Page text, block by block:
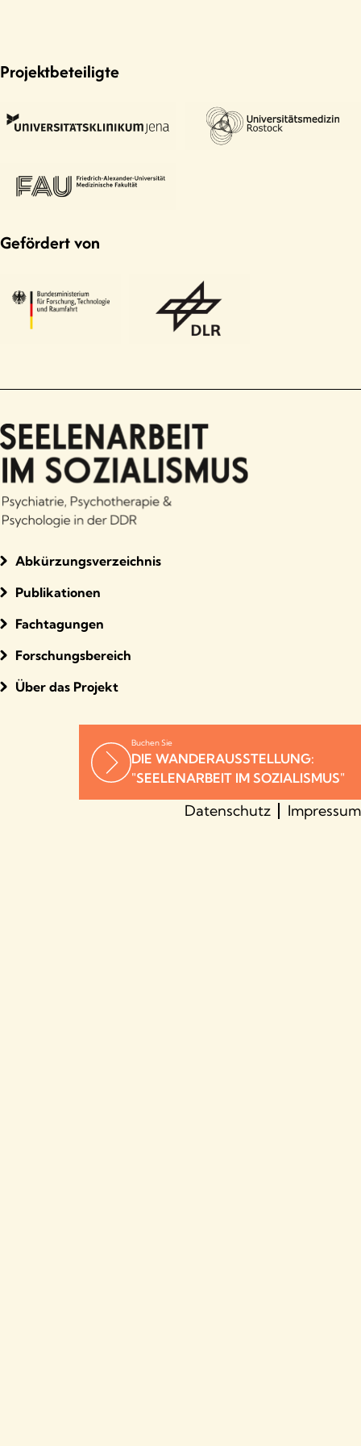
Projektbeteiligte
Gefördert von
Abkürzungsverzeichnis
Publikationen
Fachtagungen
Forschungsbereich
Über das Projekt
Buchen Sie
DIE WANDERAUSSTELLUNG:
"SEELENARBEIT IM SOZIALISMUS"
Datenschutz Impressum